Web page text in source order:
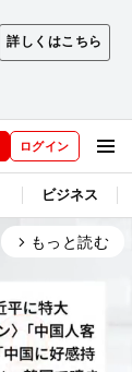
詳しくはこちら
ログイン
ビジネス
arrow_forward_ios もっと読む